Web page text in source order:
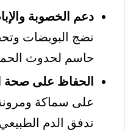
دعم الخصوبة
نضج البويضات
حاسم لحدوث
الحفاظ على صحة
على سماكة
تدفق الدم